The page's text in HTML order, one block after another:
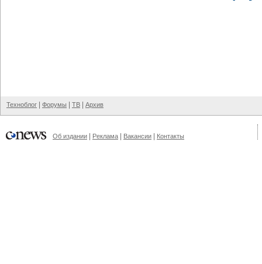
Техноблог Форумы ТВ Архив
Об издании Реклама Вакансии Контакты